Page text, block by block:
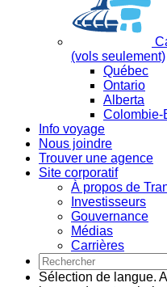
(vols seulement)
Québec
Ontario
Alberta
Colombie-
Info voyage
Nous joindre
Trouver une agence
Site corporatif
À propos de
Investisseurs
Gouvernance
Médias
Carrières
Sélection de langue.